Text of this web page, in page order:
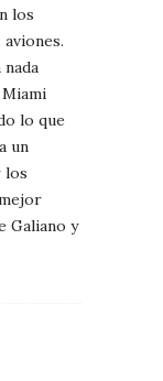
los
lo que
un
los
Galiano y